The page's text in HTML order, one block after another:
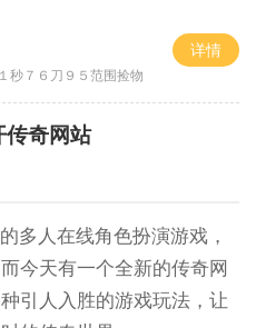
秒７６刀９５范围捡物
详情
传奇网站
多人在线角色扮演游戏，
今天有一个全新的传奇网
引人入胜的游戏玩法，让